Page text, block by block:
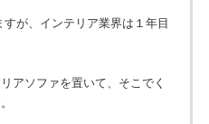
が、インテリア業界は１年目
アソファを置いて、そこでく